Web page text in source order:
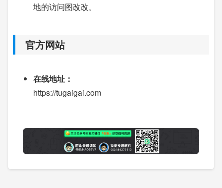
地的访问图改改。
官方网站
在线地址：
https://tugaigai.com